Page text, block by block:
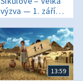
výzva — 1. září
2022
13:59